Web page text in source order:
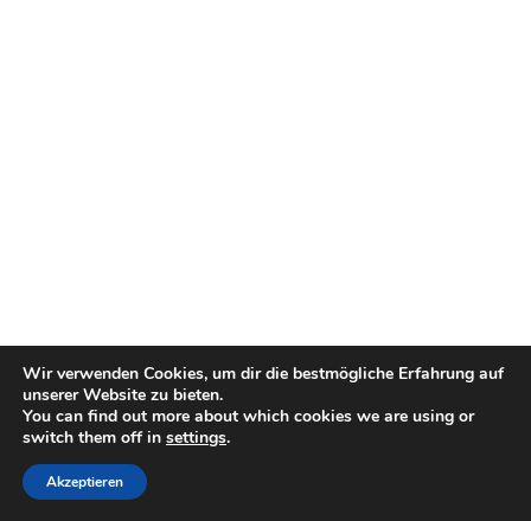
Wir verwenden Cookies, um dir die bestmögliche Erfahrung auf
unserer Website zu bieten.
You can find out more about which cookies we are using or
switch them off in settings.
Akzeptieren